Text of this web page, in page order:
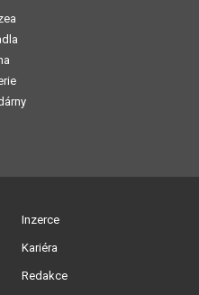
Inzerce
Kariéra
Redakce